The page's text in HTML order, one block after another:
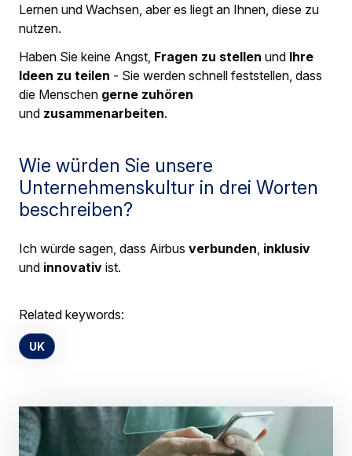
Lernen und Wachsen, aber es liegt an Ihnen, diese zu
nutzen.
Haben Sie keine Angst, Fragen zu stellen und Ihre
Ideen zu teilen - Sie werden schnell feststellen, dass
die Menschen gerne zuhören
und zusammenarbeiten.
Wie würden Sie unsere
Unternehmenskultur in drei Worten
beschreiben?
Ich würde sagen, dass Airbus verbunden, inklusiv
und innovativ ist.
Related keywords:
UK